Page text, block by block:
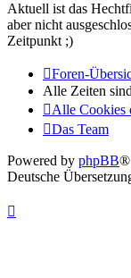
Aktuell ist das
aber nicht
Zeitpunkt ;)
Foren-
Alle Zeiten
Alle Cookies
Das Team
Powered by phpBB®
Deutsche